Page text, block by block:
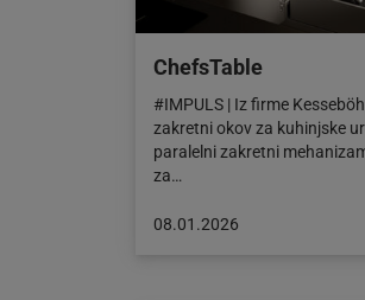
ChefsTable
#IMPULS | Iz firme
zakretni okov za kuhinjske
paralelni zakretni
za…
Objava
08.01.2026